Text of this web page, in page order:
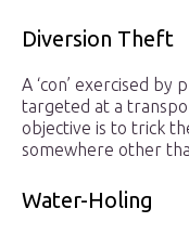
Diversion Theft
A ‘con’ exercised by
targeted at a
objective is to trick
somewhere other
Water-Holing